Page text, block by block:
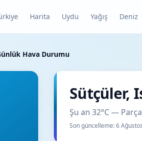
Harita Uydu Yağış Deniz
Hava Durumu
Sütçüler,
Şu an 32°C —
Son güncelleme:6